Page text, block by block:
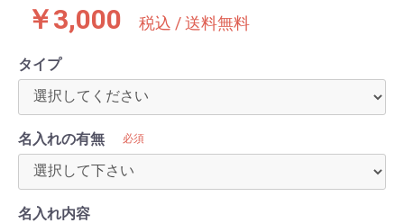
￥3,000 税込 / 送料無料
タイプ
名入れの有無 必須
名入れ内容